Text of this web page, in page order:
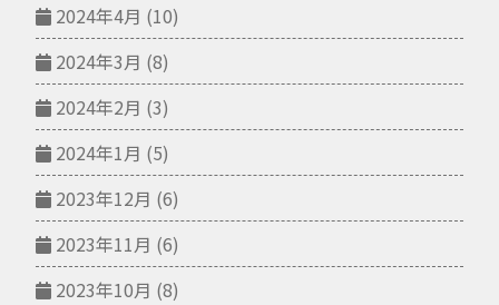
2024年4月 (10)
2024年3月 (8)
2024年2月 (3)
2024年1月 (5)
2023年12月 (6)
2023年11月 (6)
2023年10月 (8)